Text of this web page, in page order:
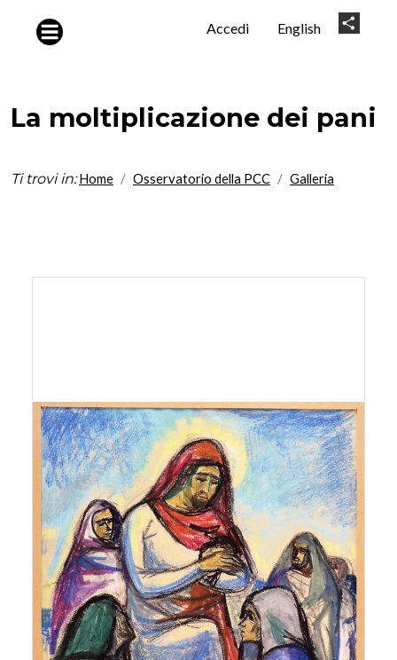
User
Accedi English
La moltiplicazione dei pani
Ti trovi in: Home Osservatorio della PCC Galleria